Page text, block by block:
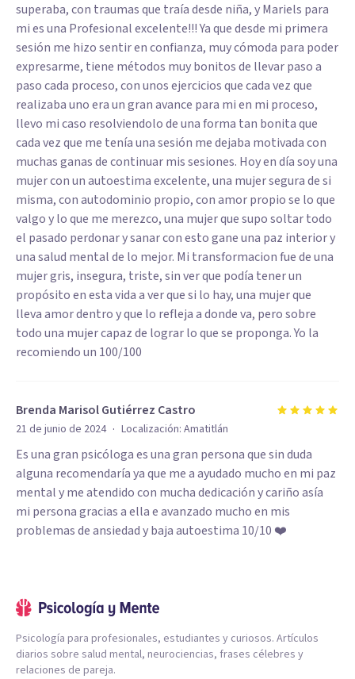
superaba, con traumas que traía desde niña, y Mariels para
mi es una Profesional excelente!!! Ya que desde mi primera
sesión me hizo sentir en confianza, muy cómoda para poder
expresarme, tiene métodos muy bonitos de llevar paso a
paso cada proceso, con unos ejercicios que cada vez que
realizaba uno era un gran avance para mi en mi proceso,
llevo mi caso resolviendolo de una forma tan bonita que
cada vez que me tenía una sesión me dejaba motivada con
muchas ganas de continuar mis sesiones. Hoy en día soy una
mujer con un autoestima excelente, una mujer segura de si
misma, con autodominio propio, con amor propio se lo que
valgo y lo que me merezco, una mujer que supo soltar todo
el pasado perdonar y sanar con esto gane una paz interior y
una salud mental de lo mejor. Mi transformacion fue de una
mujer gris, insegura, triste, sin ver que podía tener un
propósito en esta vida a ver que si lo hay, una mujer que
lleva amor dentro y que lo refleja a donde va, pero sobre
todo una mujer capaz de lograr lo que se proponga. Yo la
recomiendo un 100/100
Brenda Marisol Gutiérrez Castro
21 de junio de 2024 · Localización: Amatitlán
Es una gran psicóloga es una gran persona que sin duda
alguna recomendaría ya que me a ayudado mucho en mi paz
mental y me atendido con mucha dedicación y cariño asía
mi persona gracias a ella e avanzado mucho en mis
problemas de ansiedad y baja autoestima 10/10 ❤️
Psicología para profesionales, estudiantes y curiosos. Artículos
diarios sobre salud mental, neurociencias, frases célebres y
relaciones de pareja.